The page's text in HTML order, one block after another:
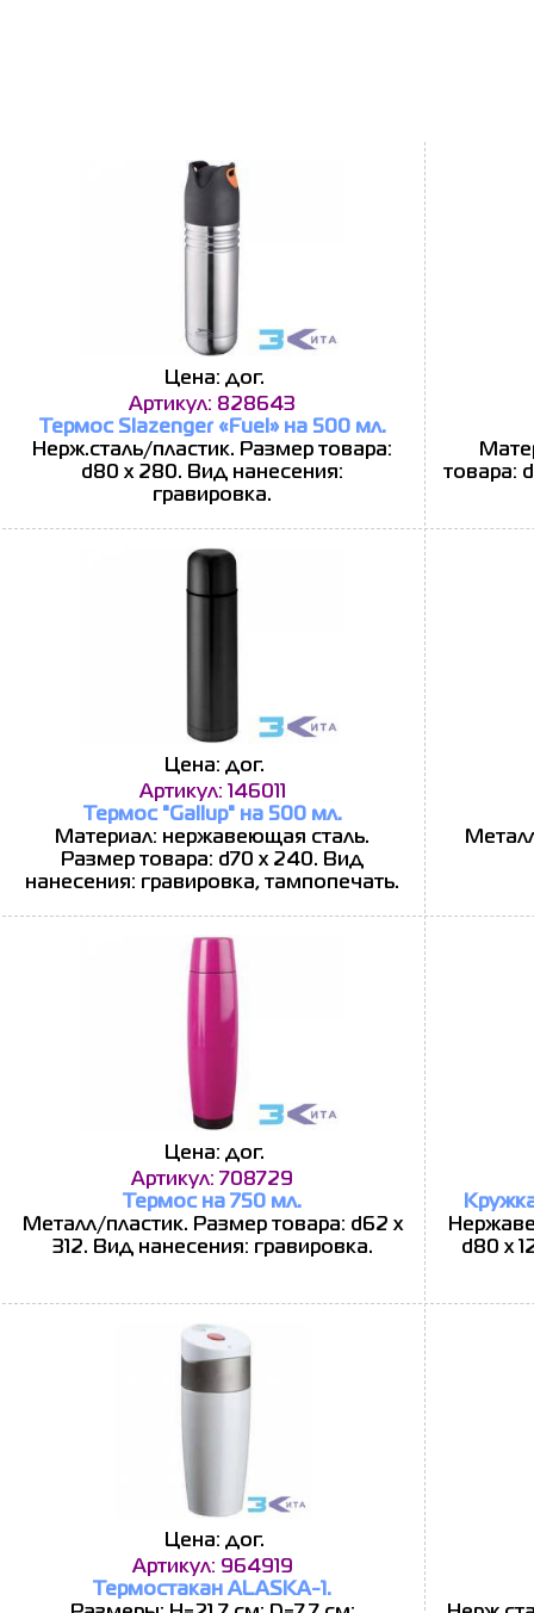
Цена: дог.
Артикул: 828643
Термос Slazenger «Fuel» на 500 мл.
Нерж.сталь/пластик. Размер товара:
d80 x 280. Вид нанесения:
гравировка.
товара:
Цена: дог.
Артикул: 146011
Термос "Gallup" на 500 мл.
Материал: нержавеющая сталь.
Размер товара: d70 x 240. Вид
нанесения: гравировка, тампопечать.
Цена: дог.
Артикул: 708729
Термос на 750 мл.
Металл/пластик. Размер товара: d62 х
312. Вид нанесения: гравировка.
d80 x
Цена: дог.
Артикул: 964919
Термостакан ALASKA-1.